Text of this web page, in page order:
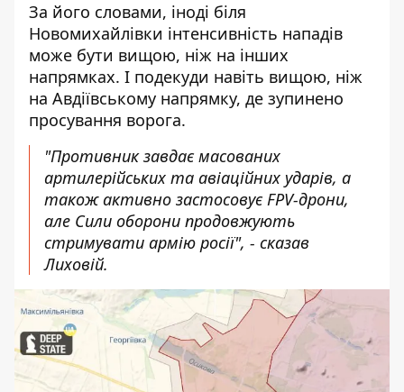
За його словами, іноді біля
Новомихайлівки інтенсивність нападів
може бути вищою, ніж на інших
напрямках. І подекуди навіть вищою, ніж
на Авдіївському напрямку, де зупинено
просування ворога.
"Противник завдає масованих
артилерійських та авіаційних ударів, а
також активно застосовує FPV-дрони,
але Сили оборони продовжують
стримувати армію росії", - сказав
Лиховій.